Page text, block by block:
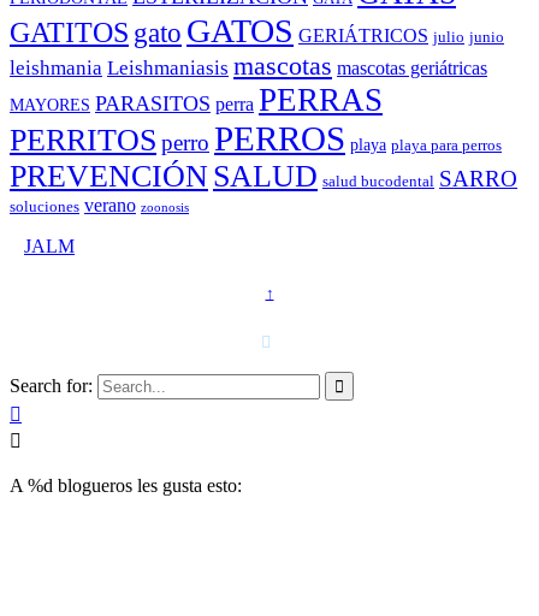
GATITOS gato GATOS GERIÁTRICOS julio junio
leishmania Leishmaniasis mascotas mascotas geriátricas
MAYORES PARASITOS perra PERRAS
PERRITOS perro PERROS playa playa para perros
PREVENCIÓNSALUD salud bucodental SARRO
soluciones verano zoonosis
JALM
↑

Search for: 


A%d blogueros les gusta esto: